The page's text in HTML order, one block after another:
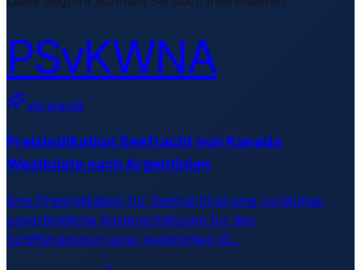
PSvKWNA
Verwandt
Preisindikation Seefracht von Kanada
Westküste nach Argentinien
Eine Preisindikation für Seefracht ist eine vorläufige,
unverbindliche Kostenschätzung für den
Schiffstransport einer bestimmten W…